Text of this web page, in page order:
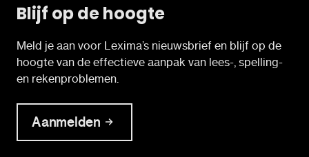
Blijf op de hoogte
Meld je aan voor Lexima’s nieuwsbrief en blijf op de
hoogte van de effectieve aanpak van lees-, spelling-
en rekenproblemen.
Aanmelden